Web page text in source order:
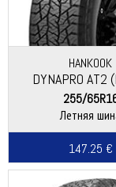
HANKOOK
DYNAPRO AT2
255/
Летняя
147.25 €